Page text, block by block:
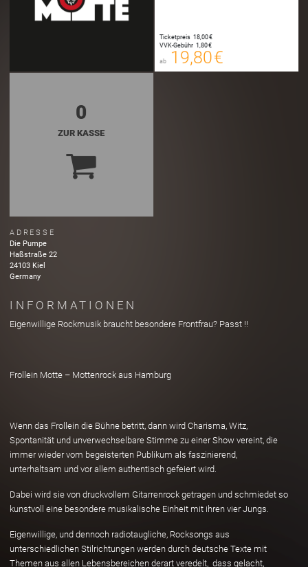
Ticketpreis 18,00 €
VVK-Gebühr 1,80 €
ab 19,80 €
00
0
ZUR KASSE
ADRESSE
Die Pumpe
Haßstraße 22
24103 Kiel
Germany
INFORMATIONEN
Eigenwillige Rockmusik braucht besondere Frontfrau? Passt !!
Frollein Motte – Mottenrock aus Hamburg
Wenn das Frollein die Bühne betritt, dann wird Charisma, Witz,
Spontanität und unverwechselbare Stimme zu einer Show vereint, die
immer wieder vom begeisterten Publikum als faszinierend,
unterhaltsam und vor allem authentisch gefeiert wird.
Dabei wird sie von druckvollem Gitarrenrock getragen und schmiedet so
kunstvoll eine besondere musikalische Einheit mit ihren vier Jungs.
Eigenwillige, und dennoch radiotaugliche, Rocksongs aus
unterschiedlichen Stilrichtungen werden durch deutsche Texte mit
Themen aus allen Lebensbereichen derart veredelt, dass gelacht,